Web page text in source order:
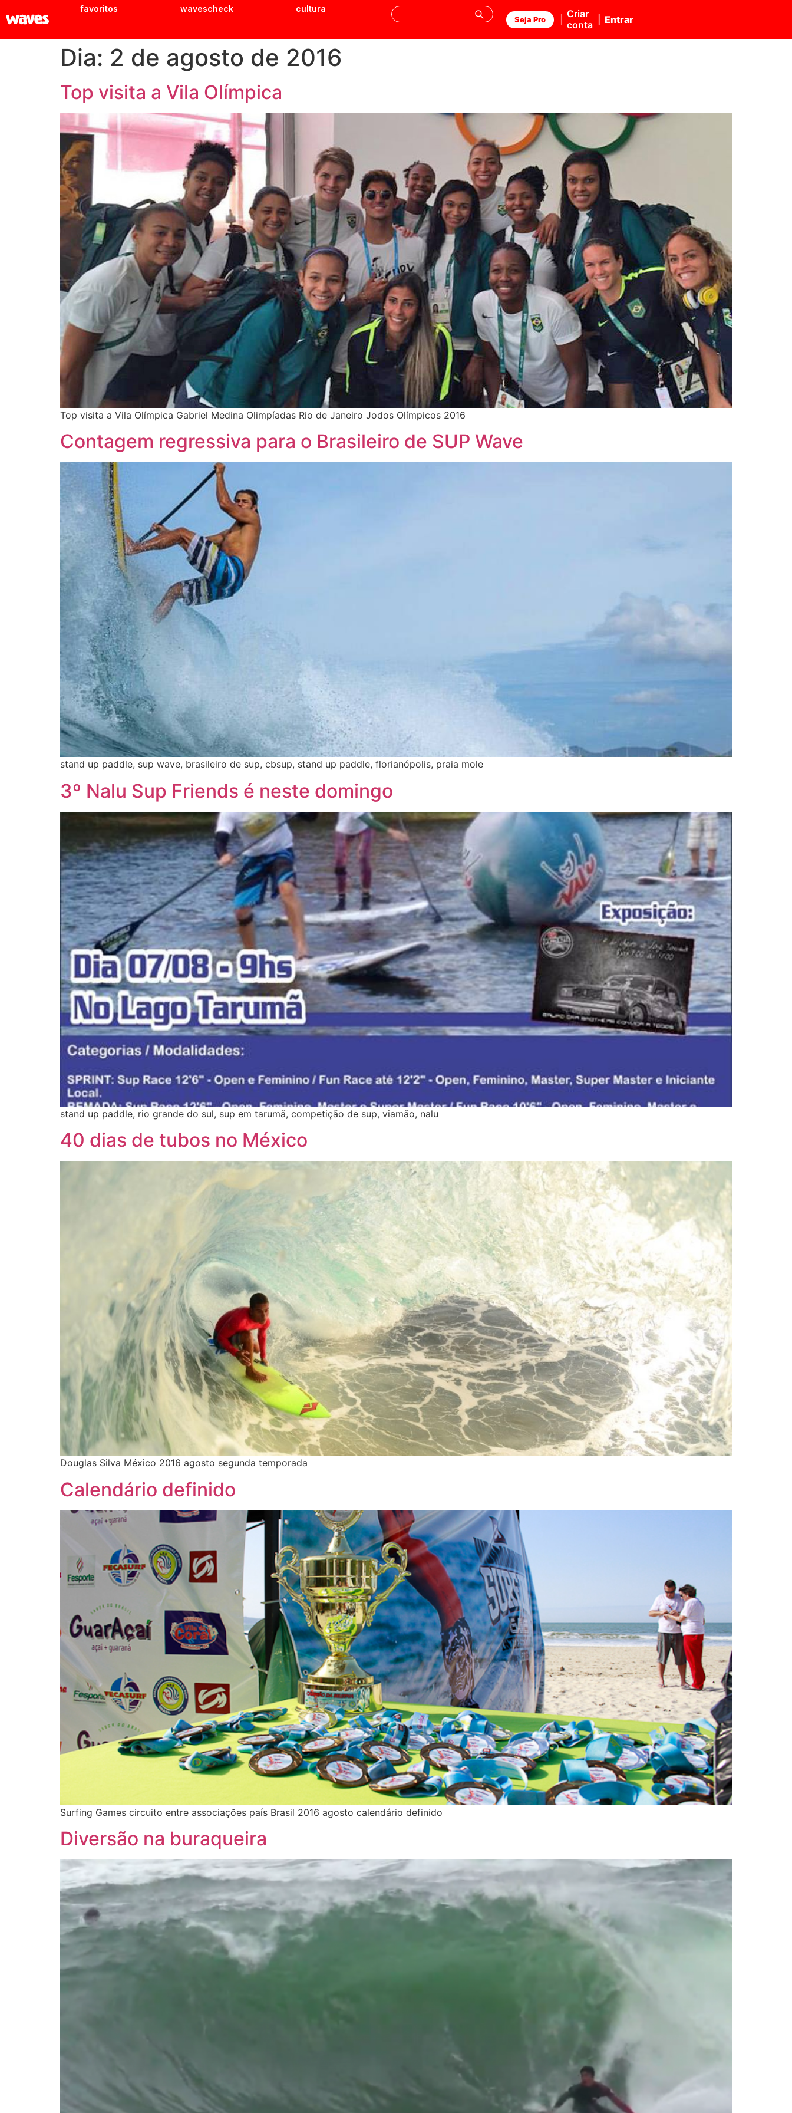
favoritos wavescheck cultura
Seja Pro
Criar
conta
Entrar
Dia: 2 de agosto de 2016
Top visita a Vila Olímpica
Top visita a Vila Olímpica Gabriel Medina Olimpíadas Rio de Janeiro Jodos Olímpicos 2016
Contagem regressiva para o Brasileiro de SUP Wave
stand up paddle, sup wave, brasileiro de sup, cbsup, stand up paddle, florianópolis, praia mole
3º Nalu Sup Friends é neste domingo
stand up paddle, rio grande do sul, sup em tarumã, competição de sup, viamão, nalu
40 dias de tubos no México
Douglas Silva México 2016 agosto segunda temporada
Calendário definido
Surfing Games circuito entre associações país Brasil 2016 agosto calendário definido
Diversão na buraqueira